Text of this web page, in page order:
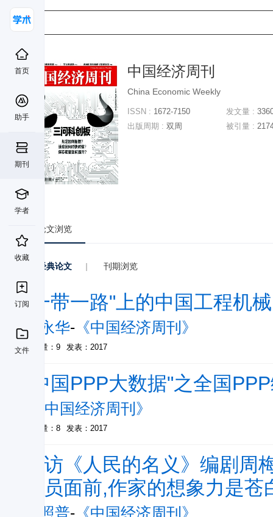
首页
助手
期刊
学者
收藏
订阅
文件
中国经济周刊
China Economic Weekly
ISSN : 1672-7150
出版周期 : 双周
发文量 :
被引量 :
论文浏览
经典论文 | 刊期浏览
"一带一路"上的中国工程机械
李永华- 《中国经济周刊》
被引量：9 发表：2017
"中国PPP大数据"之全国
《中国经济周刊》
被引量：8 发表：2017
专访《人民的名义》编剧
官员面前,作家的想象力是苍
刘照普- 《中国经济周刊》